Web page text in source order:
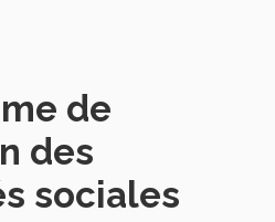
de
des
sociales